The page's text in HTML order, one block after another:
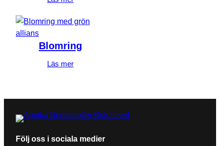
Namn
Denna webbplats använder Akismet för att minska
skräppost.Lär dig om hur din kommentarsdata
Blomring
Läs mer
Följ oss i sociala medier